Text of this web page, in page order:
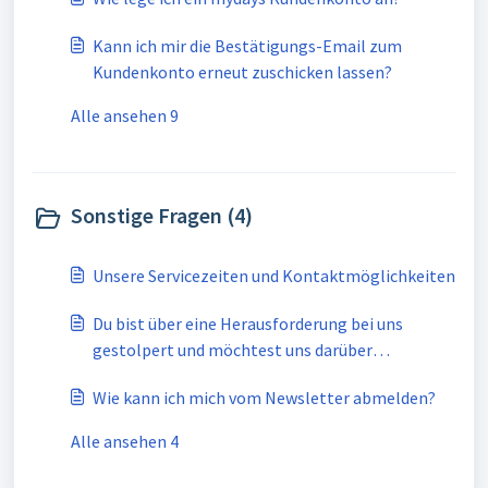
Kann ich mir die Bestätigungs-Email zum
Kundenkonto erneut zuschicken lassen?
Alle ansehen 9
Sonstige Fragen (4)
Unsere Servicezeiten und Kontaktmöglichkeiten
Du bist über eine Herausforderung bei uns
gestolpert und möchtest uns darüber
Wie kann ich mich vom Newsletter abmelden?
Alle ansehen 4